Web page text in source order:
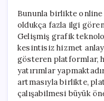
Bununla birlikte
oldukça fazla ilgi
Gelişmiş grafik
kesintisiz hizmet
gösteren platformlar,
yatırımlar
artmasıyla birlikte,
çalışabilmesi büyük